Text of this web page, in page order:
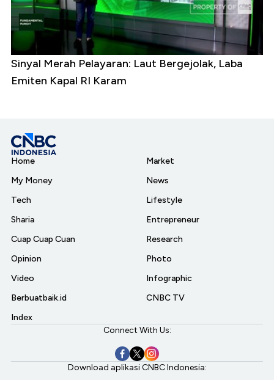
Sinyal Merah Pelayaran: Laut Bergejolak, Laba
Emiten Kapal RI Karam
Home
My Money
Tech
Sharia
Cuap Cuap Cuan
Opinion
Video
Berbuatbaik.id
Index
Market
News
Lifestyle
Entrepreneur
Research
Photo
Infographic
CNBC TV
Connect With Us:
Download aplikasi CNBC Indonesia: